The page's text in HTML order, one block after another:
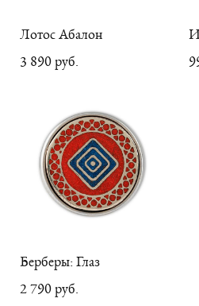
Лотос Абалон
3 890 pуб.
Берберы: Глаз
2 790 pуб.